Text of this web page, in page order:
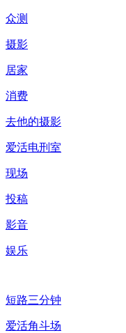
众测
摄影
居家
消费
去他的摄影
爱活电刑室
现场
投稿
影音
娱乐
短路三分钟
爱活角斗场